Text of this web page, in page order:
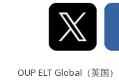
OUP ELT Global（英国